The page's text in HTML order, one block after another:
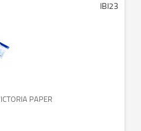
IBI23
PAPER